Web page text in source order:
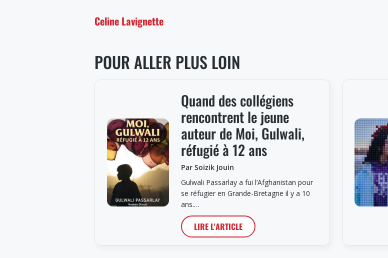
Celine Lavignette
POUR ALLER PLUS LOIN
Quand des collégiens
rencontrent le jeune
auteur de Moi, Gulwali,
réfugié à 12 ans
Par Soizik Jouin
Gulwali Passarlay a fui l’Afghanistan pour
se réfugier en Grande-Bretagne il y a 10
ans.…
LIRE L'ARTICLE